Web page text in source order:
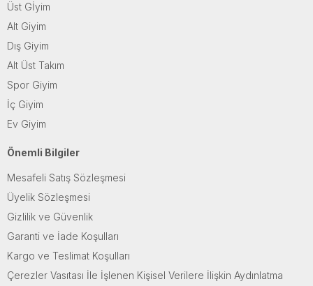
Üst Gİyim
Alt Giyim
Dış Giyim
Alt Üst Takım
Spor Giyim
İç Giyim
Ev Giyim
Önemli Bilgiler
Mesafeli Satış Sözleşmesi
Üyelik Sözleşmesi
Gizlilik ve Güvenlik
Garanti ve İade Koşulları
Kargo ve Teslimat Koşulları
Çerezler Vasıtası İle İşlenen Kişisel Verilere İlişkin Aydınlatma